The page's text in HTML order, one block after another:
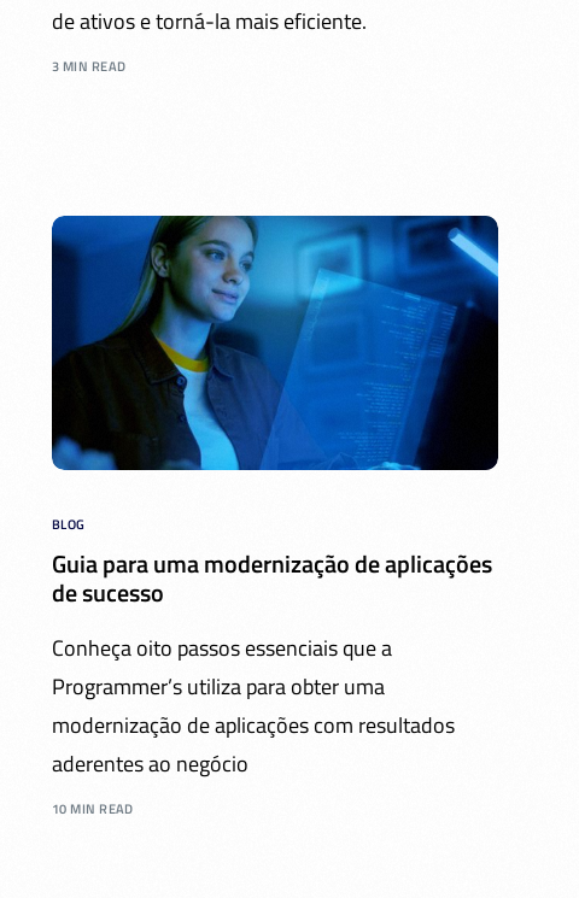
de ativos e torná-la mais eficiente.
3 MIN READ
BLOG
Guia para uma modernização de aplicações
de sucesso
Conheça oito passos essenciais que a
Programmer’s utiliza para obter uma
modernização de aplicações com resultados
aderentes ao negócio
10 MIN READ